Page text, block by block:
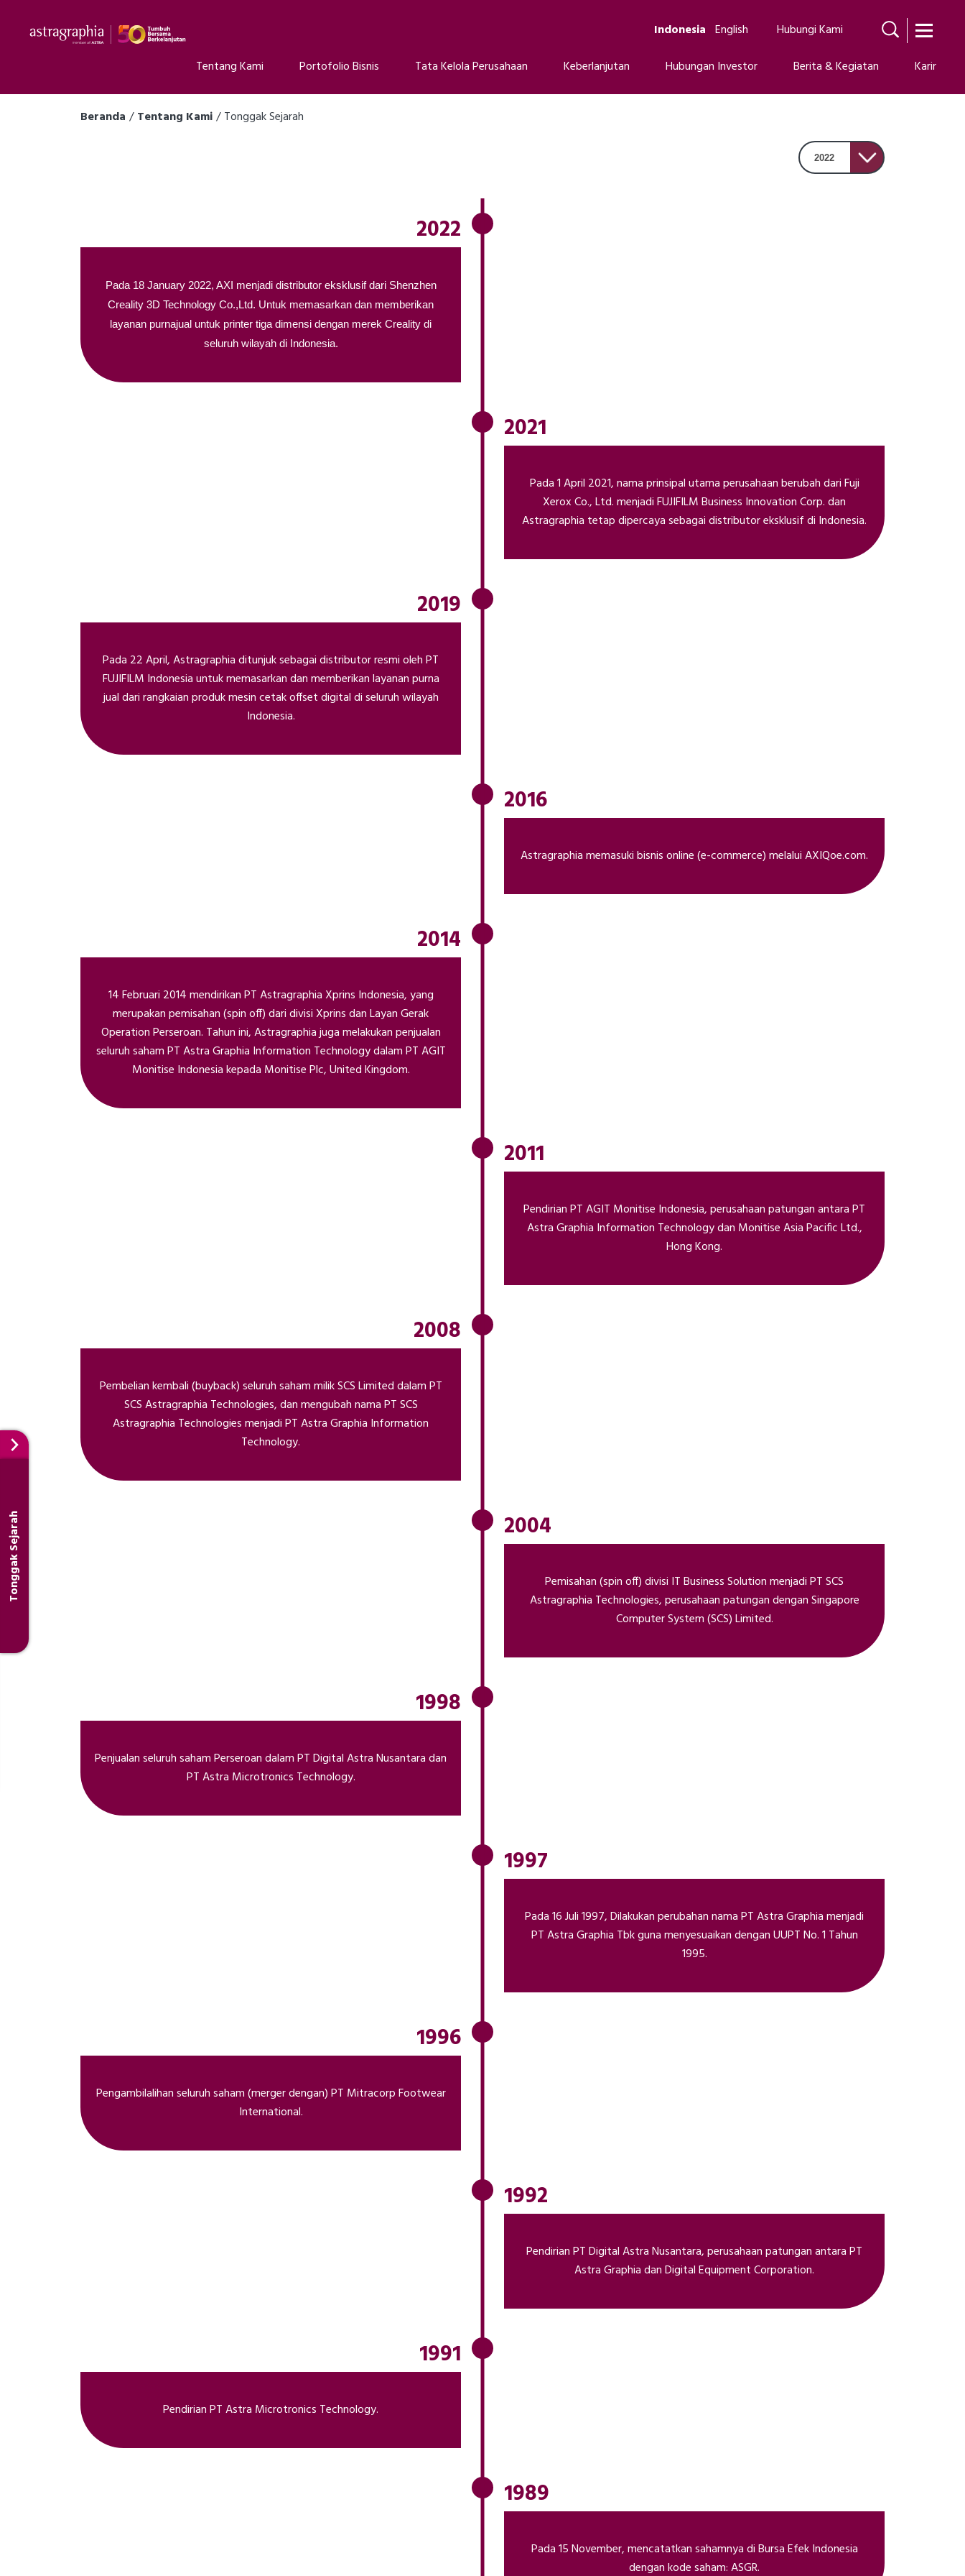
Indonesia English
Hubungi Kami
Tentang Kami
Portofolio Bisnis Tata Kelola Perusahaan Keberlanjutan Hubungan Investor Berita & Kegiatan Karir
Beranda Tentang Kami Tonggak Sejarah
Tonggak Sejarah
2022
Pada 18 January 2022, AXI menjadi distributor eksklusif dari Shenzhen
Creality 3D Technology Co.,Ltd. Untuk memasarkan dan memberikan
layanan purnajual untuk printer tiga dimensi dengan merek Creality di
seluruh wilayah di Indonesia.
2021
Pada 1 April 2021, nama prinsipal utama perusahaan berubah dari Fuji
Xerox Co., Ltd. menjadi FUJIFILM Business Innovation Corp. dan
Astragraphia tetap dipercaya sebagai distributor eksklusif di Indonesia.
2019
Pada 22 April, Astragraphia ditunjuk sebagai distributor resmi oleh PT
FUJIFILM Indonesia untuk memasarkan dan memberikan layanan purna
jual dari rangkaian produk mesin cetak offset digital di seluruh wilayah
Indonesia.
2016
Astragraphia memasuki bisnis online (e-commerce) melalui AXIQoe.com.
2014
14 Februari 2014 mendirikan PT Astragraphia Xprins Indonesia, yang
merupakan pemisahan (spin off) dari divisi Xprins dan Layan Gerak
Operation Perseroan. Tahun ini, Astragraphia juga melakukan penjualan
seluruh saham PT Astra Graphia Information Technology dalam PT AGIT
Monitise Indonesia kepada Monitise Plc, United Kingdom.
2011
Pendirian PT AGIT Monitise Indonesia, perusahaan patungan antara PT
Astra Graphia Information Technology dan Monitise Asia Pacific Ltd.,
Hong Kong.
2008
Pembelian kembali (buyback) seluruh saham milik SCS Limited dalam PT
SCS Astragraphia Technologies, dan mengubah nama PT SCS
Astragraphia Technologies menjadi PT Astra Graphia Information
Technology.
2004
Pemisahan (spin off) divisi IT Business Solution menjadi PT SCS
Astragraphia Technologies, perusahaan patungan dengan Singapore
Computer System (SCS) Limited.
1998
Penjualan seluruh saham Perseroan dalam PT Digital Astra Nusantara dan
PT Astra Microtronics Technology.
1997
Pada 16 Juli 1997, Dilakukan perubahan nama PT Astra Graphia menjadi
PT Astra Graphia Tbk guna menyesuaikan dengan UUPT No. 1 Tahun
1995.
1996
Pengambilalihan seluruh saham (merger dengan) PT Mitracorp Footwear
International.
1992
Pendirian PT Digital Astra Nusantara, perusahaan patungan antara PT
Astra Graphia dan Digital Equipment Corporation.
1991
Pendirian PT Astra Microtronics Technology.
1989
Pada 15 November, mencatatkan sahamnya di Bursa Efek Indonesia
dengan kode saham: ASGR.